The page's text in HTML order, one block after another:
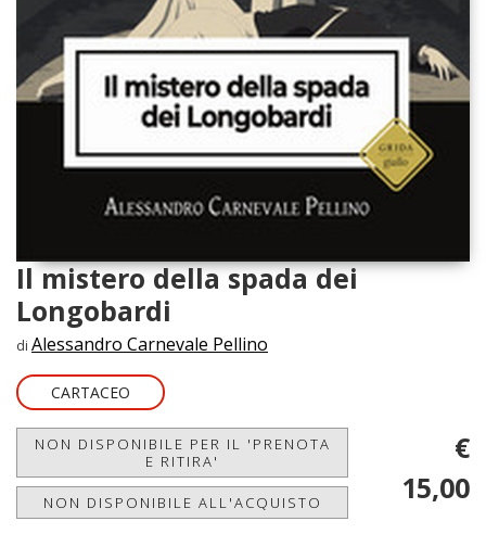
Il mistero della spada dei
Longobardi
di Alessandro Carnevale Pellino
CARTACEO
NON DISPONIBILE PER IL 'PRENOTA
E RITIRA'
NON DISPONIBILE ALL'ACQUISTO
€
15,00